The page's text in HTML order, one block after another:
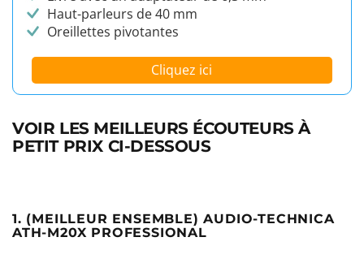
Haut-parleurs de 40 mm
Oreillettes pivotantes
Cliquez ici
VOIR LES MEILLEURS ÉCOUTEURS À
PETIT PRIX CI-DESSOUS
1. (MEILLEUR ENSEMBLE) AUDIO-TECHNICA
ATH-M20X PROFESSIONAL